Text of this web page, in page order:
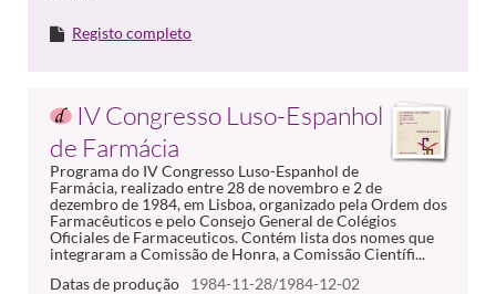
Registo completo
IV Congresso Luso-Espanhol
de Farmácia
Programa do IV Congresso Luso-Espanhol de
Farmácia, realizado entre 28 de novembro e 2 de
dezembro de 1984, em Lisboa, organizado pela Ordem dos
Farmacêuticos e pelo Consejo General de Colégios
Oficiales de Farmaceuticos. Contém lista dos nomes que
integraram a Comissão de Honra, a Comissão Científi...
Datas de produção
1984-11-28/1984-12-02